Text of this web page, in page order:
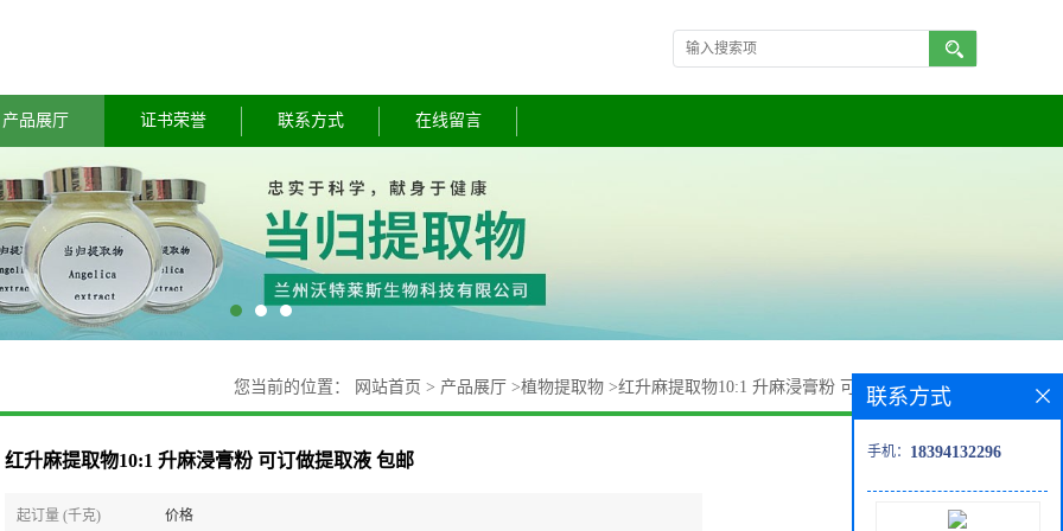
产品展厅 证书荣誉 联系方式 在线留言
您当前的位置： 网站首页 > 产品展厅 >植物提取物 >红升麻提取物10:1 升麻浸膏粉 可订做提取液 包邮
红升麻提取物10:1 升麻浸膏粉 可订做提取液 包邮
起订量 (千克) 价格
联系方式
手机： 18394132296